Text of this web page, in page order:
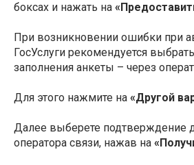
боксах и нажать на
При возникновении ошибки при
ГосУслуги рекомендуется
заполнения анкеты – через
Для этого нажмите на «Другой
Далее выберете подтверждение
оператора связи, нажав на